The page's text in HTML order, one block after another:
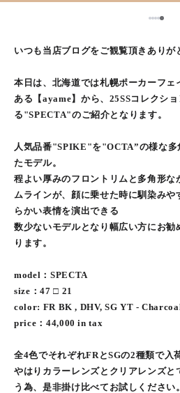
1234
いつも当店ブログをご観覧頂きありが
本日は、北海道では札幌ポーカーフ
ある【ayame】から、25SSコレクシ
る"SPECTA"のご紹介となります。
人気品番"SPIKE"を"OCTA”の様な多
たモデル。
程よい厚みのフロントリムと多角形な
ムラインが、顔に乗せた時に馴染みや
らかい表情を演出できる
数少ないモデルとなり幅広い方にお勧
ります。
model：SPECTA
size：47 □ 21
color: FR BK , DHV, SG YT -
price：44,000 in tax
全4色でそれぞれFRとSGの2種類で入
やはりカラーレンズとクリアレンズと
う為、是非掛け比べてお試しください。